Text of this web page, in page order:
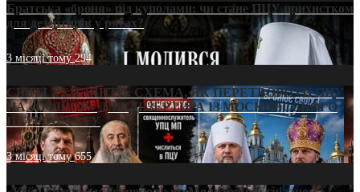
Братська «броня» під куполами: чи стане ПЦУ прихистком
для дезертирів у рясах?
3 місяці тому294
СВЯТІ УХИЛЯНТИ: СХЕМА, ЯК ПЕРЕТВОРИТИ ПЦУ
НА «ОФШОР» ДЛЯ ДЕЗЕРТИРА ІЗ МОСКОВСЬКОГО
ПАТРІАРХАТУ
3 місяці тому655